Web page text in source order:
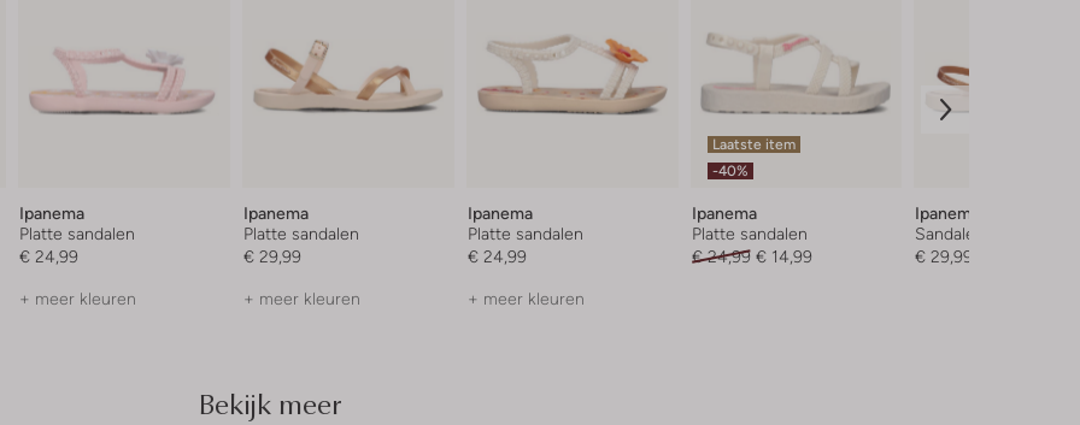
Ipanema
Platte sandalen
€ 24,99
+ meer kleuren
Ipanema
Platte sandalen
€ 29,99
+ meer kleuren
Ipanema
Platte sandalen
€ 24,99
+ meer kleuren
Laatste item
-40%
Ipanema
Platte sandalen
€ 24,99 € 14,99
Ipanema
Sandalen
€ 29,99
Bekijk meer